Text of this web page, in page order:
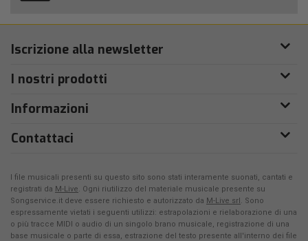
Iscrizione alla newsletter
I nostri prodotti
Informazioni
Contattaci
I file musicali presenti su questo sito sono stati interamente suonati, cantati e
registrati da M-Live. Ogni riutilizzo del materiale musicale presente su
Songservice.it deve essere richiesto e autorizzato da M-Live srl. Sono
espressamente vietati i seguenti utilizzi: estrapolazioni e rielaborazione di una
o più tracce MIDI o audio di un singolo brano musicale, registrazione di una
base musicale o parte di essa, estrazione del testo presente all'interno dei file